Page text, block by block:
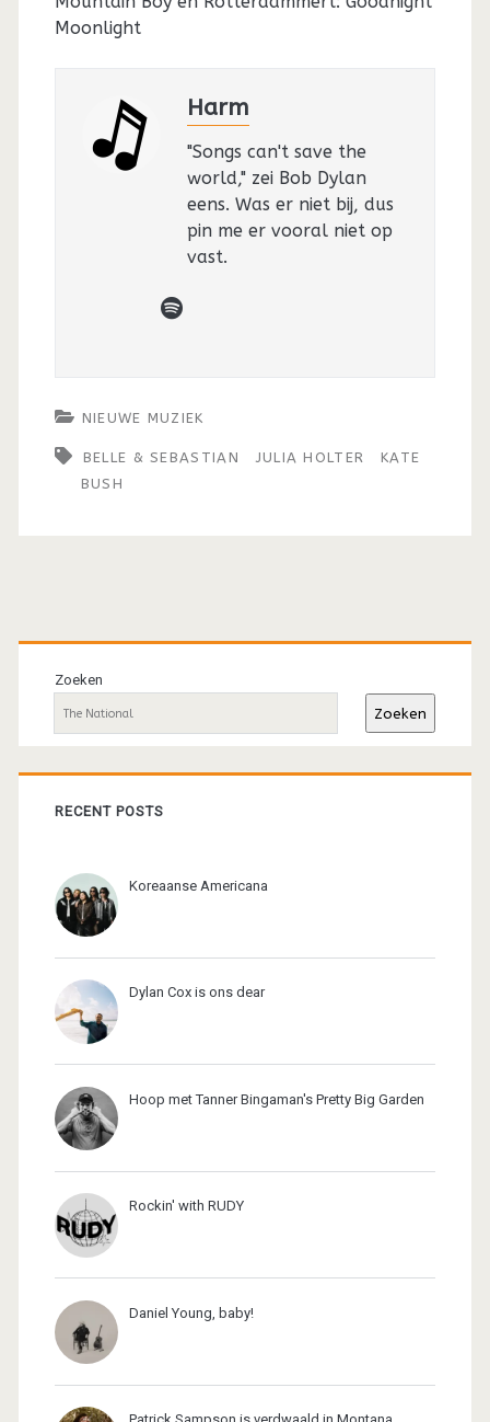
Moonlight
Harm
"Songs can't save the
world," zei Bob Dylan
eens. Was er niet bij, dus
pin me er vooral niet op
vast.
spotify
NIEUWE MUZIEK
BELLE & SEBASTIAN JULIA HOLTER
KATE
BUSH
Primaire
sidebar
Zoeken
Zoeken
RECENT POSTS
Koreaanse Americana
Dylan Cox is ons dear
Hoop met Tanner Bingaman's Pretty Big Garden
Rockin' with RUDY
Daniel Young, baby!